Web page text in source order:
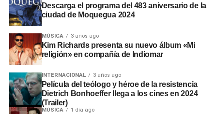
Descarga el programa del 483 aniversario de la
ciudad de Moquegua 2024
MÚSICA 3 años ago
Kim Richards presenta su nuevo álbum «Mi
religión» en compañía de Indiomar
INTERNACIONAL 3 años ago
Película del teólogo y héroe de la resistencia
Dietrich Bonhoeffer llega a los cines en 2024
(Trailer)
MÚSICA 1 día ago